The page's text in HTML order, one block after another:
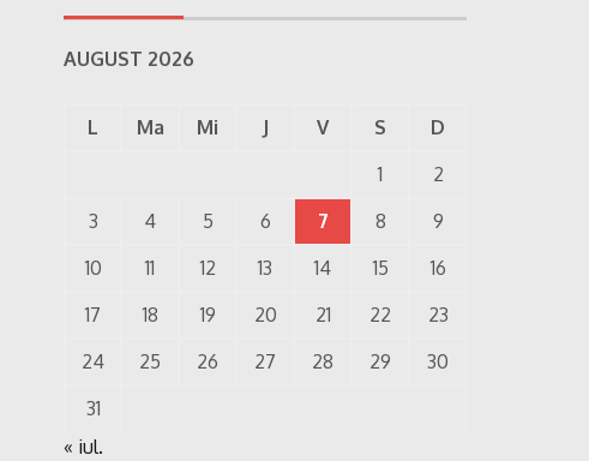
AUGUST 2026
L Ma Mi J V S
D
1
2
3
4 5 6 7 8
9
10
11 12 13 14 15
16
17
18 19 20 21 22
23
24
25 26 27 28 29
30
31
« iul.